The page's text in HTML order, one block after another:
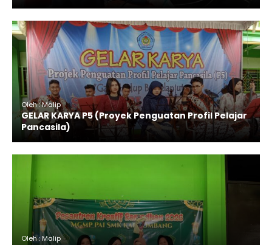
Oleh : Malip
GELAR KARYA P5 (Proyek Penguatan Profil Pelajar
Pancasila)
Oleh : Malip